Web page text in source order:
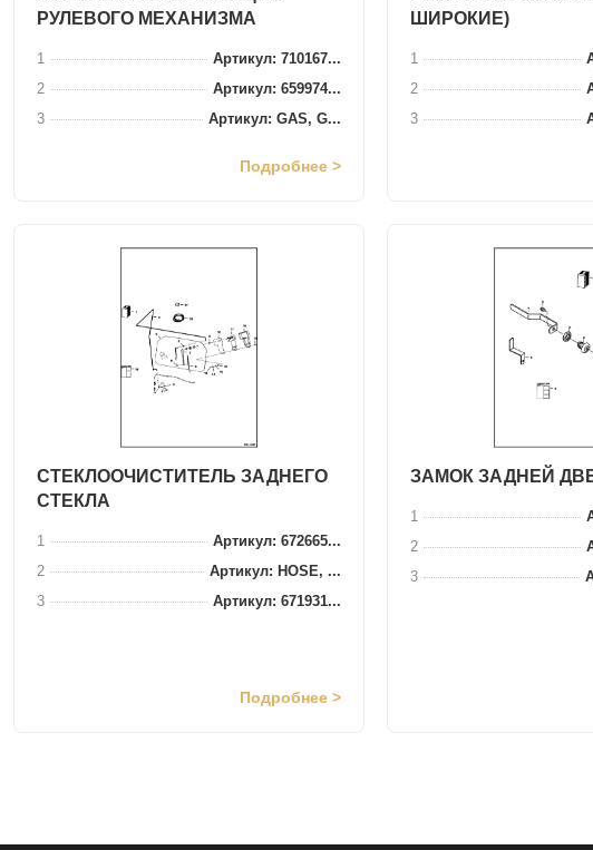
РУЛЕВОГО МЕХАНИЗМА
1
Артикул: 710167...
2
Артикул: 659974...
3
Артикул: GAS, G...
Подробнее >
ШИРОКИЕ)
1
2
3
СТЕКЛООЧИСТИТЕЛЬ ЗАДНЕГО
СТЕКЛА
1
Артикул: 672665...
2
Артикул: HOSE, ...
3
Артикул: 671931...
Подробнее >
ЗАМОК ЗАДНЕЙ
1
2
3